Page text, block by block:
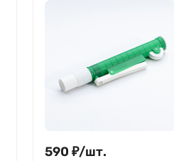
590 ₽/шт.